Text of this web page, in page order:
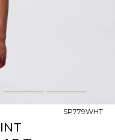
4 5
SP779WHT